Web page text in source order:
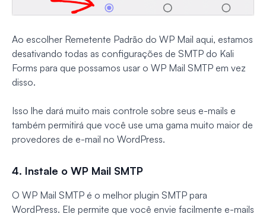
Ao escolher Remetente Padrão do WP Mail aqui, estamos
desativando todas as configurações de SMTP do Kali
Forms para que possamos usar o WP Mail SMTP em vez
disso.
Isso lhe dará muito mais controle sobre seus e-mails e
também permitirá que você use uma gama muito maior de
provedores de e-mail no WordPress.
4. Instale o WP Mail SMTP
O WP Mail SMTP é o melhor plugin SMTP para
WordPress. Ele permite que você envie facilmente e-mails